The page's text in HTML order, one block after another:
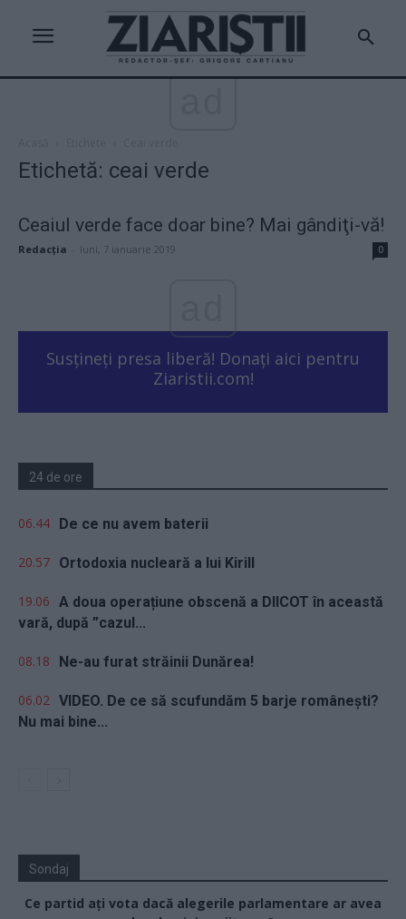
Etichetă: ceai verde
Ceaiul verde face doar bine? Mai gândiţi-vă!
Redacţia luni, 7 ianuarie 2019 0
Susțineți presa liberă! Donați aici pentru
Ziaristii.com!
24 de ore
06.44 De ce nu avem baterii
20.57 Ortodoxia nucleară a lui Kirill
19.06 A doua operațiune obscenă a DIICOT în această
vară, după ”cazul...
08.18 Ne-au furat străinii Dunărea!
06.02 VIDEO. De ce să scufundăm 5 barje românești?
Nu mai bine...
Sondaj
Ce partid ați vota dacă alegerile parlamentare ar avea